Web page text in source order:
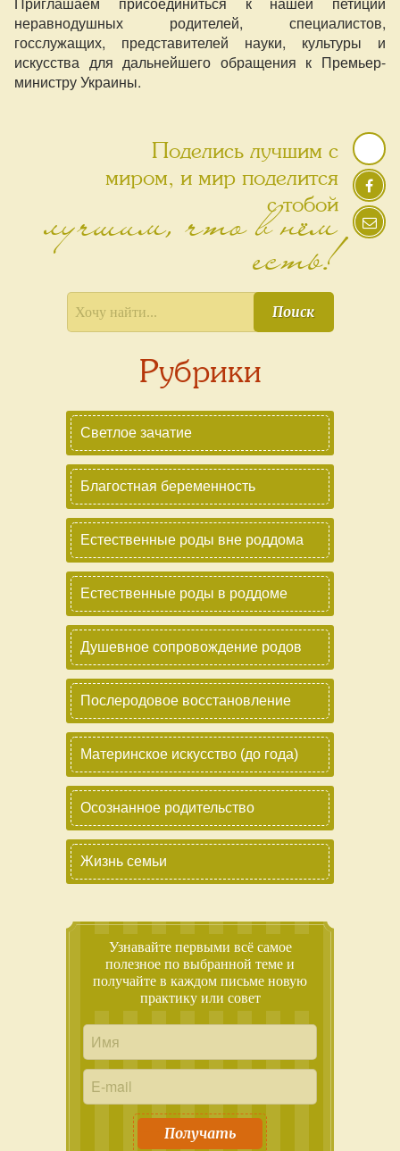
неравнодушных родителей, специалистов,
госслужащих, представителей науки, культуры и
искусства для дальнейшего обращения к Премьер-
министру Украины.
Поделись лучшим с
миром, и мир поделится
с тобой
лучшим, что в нём
есть!
Поиск
Рубрики
Светлое зачатие
Благостная беременность
Естественные роды вне роддома
Естественные роды в роддоме
Душевное сопровождение родов
Послеродовое восстановление
Материнское искусство (до года)
Осознанное родительство
Жизнь семьи
Узнавайте первыми всё самое
полезное по выбранной теме и
получайте в каждом письме новую
практику или совет
Получать